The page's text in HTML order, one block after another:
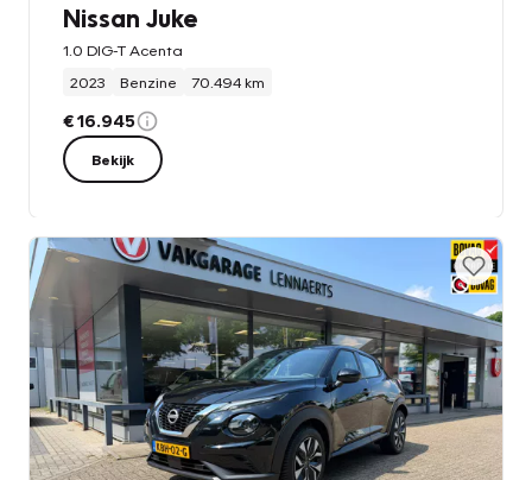
Nissan Juke
1.0 DIG-T Acenta
2023
Benzine 70.494 km
€ 16.945
Bekijk